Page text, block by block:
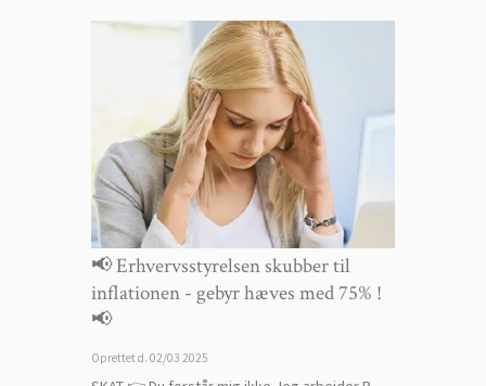
📢 Erhvervsstyrelsen skubber til
inflationen - gebyr hæves med 75% !
📢
Oprettet d. 02/03 2025